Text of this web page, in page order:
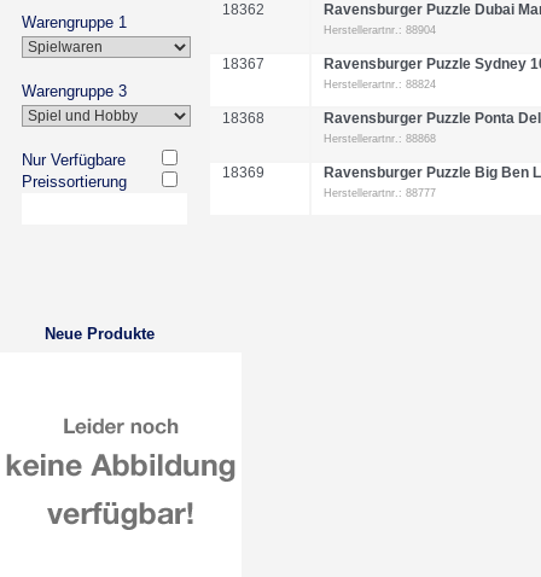
Warengruppe 1
Warengruppe 3
Nur Verfügbare
Preissortierung
Neue Produkte
18362 Ravensburger Puzzle Dubai
Herstellerartnr.: 88904
18367 Ravensburger Puzzle Sydney
Herstellerartnr.: 88824
18368 Ravensburger Puzzle Ponta
Herstellerartnr.: 88868
18369 Ravensburger Puzzle Big Ben
Herstellerartnr.: 88777